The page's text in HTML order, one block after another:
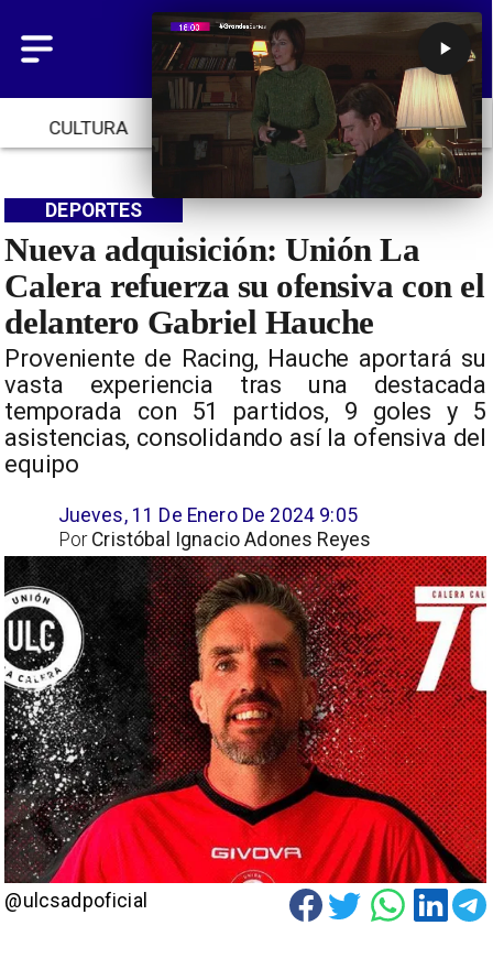
CULTURA TENDENCIAS INICIO
Nueva adquisición: Unión La
Calera refuerza su ofensiva con el
delantero Gabriel Hauche
Proveniente de Racing, Hauche aportará su
vasta experiencia tras una destacada
temporada con 51 partidos, 9 goles y 5
asistencias, consolidando así la ofensiva del
equipo
DEPORTES
Jueves, 11 De Enero De 2024 9:05
Cristóbal Ignacio Adones Reyes
Por
@ulcsadpoficial